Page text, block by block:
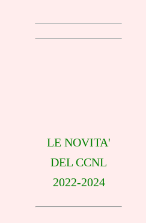
LE NOVITA'
DEL CCNL
2022-2024